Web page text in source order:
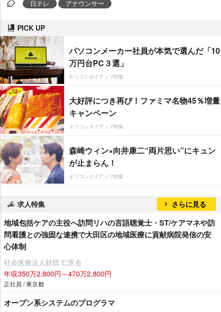
日テレ アナウンサー
PICK UP
パソコンメーカー社員が本気で選んだ「10
万円台PC３選」
オリコンタイアップ特集
大好評につき再び！ファミマ名物45％増量
キャンペーン
オリコンタイアップ特集
森崎ウィン×向井康二“両片思い”にキュン
が止まらん！
オリコンタイアップ特集
求人特集 さらに見る
地域包括ケアの主役へ訪問リハの言語聴覚士・ST/ケアマネや訪
問看護との強固な連携で大田区の地域医療に貢献病院発信の安
心体制
社会医療法人財団 仁医会
年収350万2,800円～470万2,800円
正社員 / 東京都
オープン系システムのプログラマ